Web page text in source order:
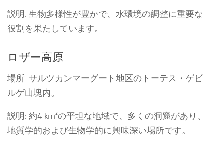
説明: 生物多様性が豊かで、水環境の調整に重要な
役割を果たしています。
ロザー高原
場所: サルツカンマーグート地区のトーテス・ゲビ
ルゲ山塊内。
説明: 約4 km²の平坦な地域で、多くの洞窟があり、
地質学的および生物学的に興味深い場所です。